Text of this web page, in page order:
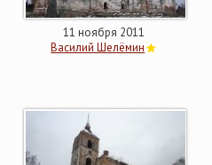
11 ноября 2011
Василий Шелёмин